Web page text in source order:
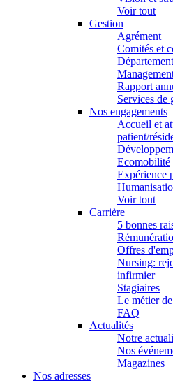
Voir tout
Gestion
Agrément
Comités et
Rapport
Services de
Nos engagements
Accueil et
patient/
Ecomobilité
Expérience
Voir tout
Carrière
5 bonnes
Offres
Nursing:
infirmier
Stagiaires
Le métier
FAQ
Actualités
Notre
Nos
Magazines
Nos adresses